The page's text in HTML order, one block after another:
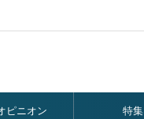
ピニオン 特集